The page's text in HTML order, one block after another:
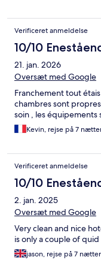
Verificeret anmeldelse
10/10
21. jan. 2026
Oversæt med Google
Franchement tout
chambres sont
soin , les équipements
Kevin, rejse på 7
Verificeret anmeldelse
10/10
2. jan. 2025
Oversæt med Google
Very clean and nice
is only a couple of
jason, rejse på 7 nætter